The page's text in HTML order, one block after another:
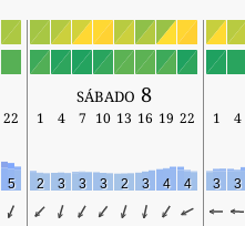
sábado 8
22 1 4 7 10 13 16 19 22 1 4
5 2 3 3 3 2 3 4 4 3 3